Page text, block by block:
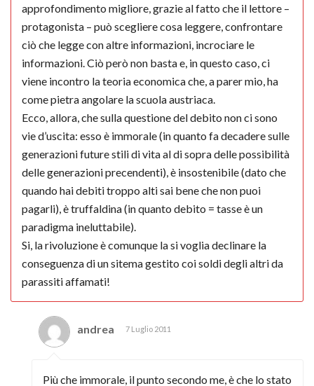
approfondimento migliore, grazie al fatto che il lettore –
protagonista – può scegliere cosa leggere, confrontare
ciò che legge con altre informazioni, incrociare le
informazioni. Ciò però non basta e, in questo caso, ci
viene incontro la teoria economica che, a parer mio, ha
come pietra angolare la scuola austriaca.
Ecco, allora, che sulla questione del debito non ci sono
vie d’uscita: esso è immorale (in quanto fa decadere sulle
generazioni future stili di vita al di sopra delle possibilità
delle generazioni precendenti), è insostenibile (dato che
quando hai debiti troppo alti sai bene che non puoi
pagarli), è truffaldina (in quanto debito = tasse è un
paradigma ineluttabile).
Si, la rivoluzione è comunque la si voglia declinare la
conseguenza di un sitema gestito coi soldi degli altri da
parassiti affamati!
andrea 7 Luglio 2011
Più che immorale, il punto secondo me, è che lo stato